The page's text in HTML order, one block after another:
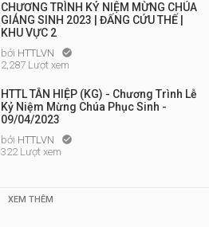
CHƯƠNG TRÌNH KỶ NIỆM MỪNG CHÚA
GIÁNG SINH 2023 | ĐẤNG CỨU THẾ |
KHU VỰC 2
bởi HTTLVN 
2,287 Lượt xem
HTTL TÂN HIỆP (KG) - Chương Trình Lễ
Kỷ Niệm Mừng Chúa Phục Sinh -
09/04/2023
bởi HTTLVN 
322 Lượt xem
XEM THÊM